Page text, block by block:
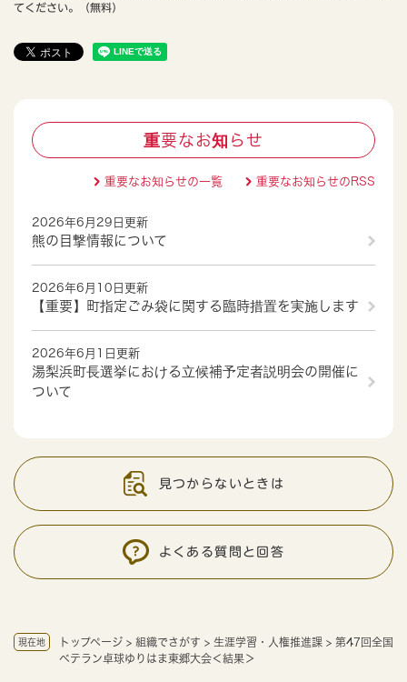
現在地 トップページ > 組織でさがす > 生涯学習・人権推進課 > 第47回全国
ベテラン卓球ゆりはま東郷大会＜結果＞
てください。（無料）
重要なお知らせ
2026年6月29日更新
熊の目撃情報について
2026年6月10日更新
【重要】町指定ごみ袋に関する臨時措置を実施します
2026年6月1日更新
湯梨浜町長選挙における立候補予定者説明会の開催に
ついて
重要なお知らせの一覧 重要なお知らせのRSS
見つからないときは
よくある質問と回答